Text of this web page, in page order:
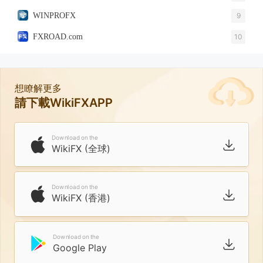
WINPROFX 9
FXROAD.com 10
想瞭解更多
請下載WikiFXAPP
Download on the
WikiFX (全球)
Download on the
WikiFX (香港)
Download on the
Google Play